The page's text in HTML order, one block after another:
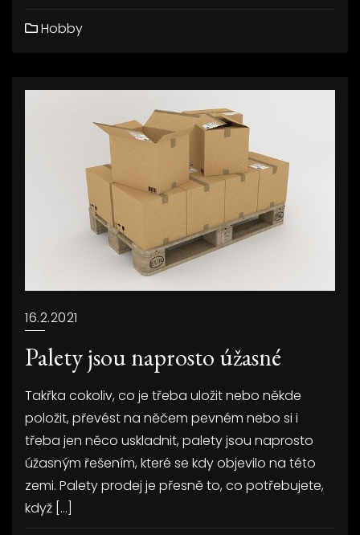
Hobby
16.2.2021
Palety jsou naprosto úžasné
Takřka cokoliv, co je třeba uložit nebo někde
položit, převést na něčem pevném nebo si i
třeba jen něco uskladnit, palety jsou naprosto
úžasným řešením, které se kdy objevilo na této
zemi. Palety prodej je přesně to, co potřebujete,
když […]